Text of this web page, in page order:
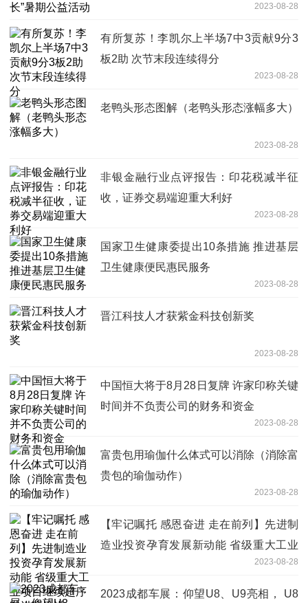
2023-08-28
有所复苏！李凯尔上半场7中3贡献9分3
板2助 次节末段连续得分
2023-08-28
老鸭头形态图解（老鸭头形态涨幅多大）
2023-08-28
非银金融行业点评报告：印花税减半征
收，证券交易端迎重大利好
2023-08-28
国家卫生健康委提出10条措施 推进基层
卫生健康便民惠民服务
2023-08-28
晋江科技人才获紫金科技创新奖
2023-08-28
中国恒大将于8月28日复牌 许家印称关键
时间并不负责公司的财务和资金
2023-08-28
富贵包用瑜伽什么体式可以消除（消除富
贵包的瑜伽动作）
2023-08-28
【牢记嘱托 感恩奋进 走在前列】先进制
造业投资孕育发展新动能 省级重大工业
2023-08-28
2023成都车展：仰望U8、U9亮相， U8